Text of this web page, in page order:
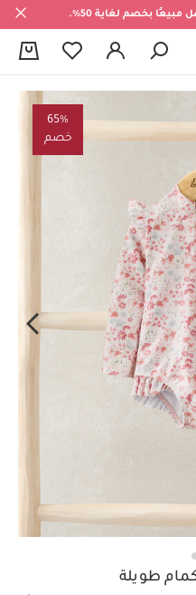
بخصم لغاية 50%.
65%
خصم
طويلة